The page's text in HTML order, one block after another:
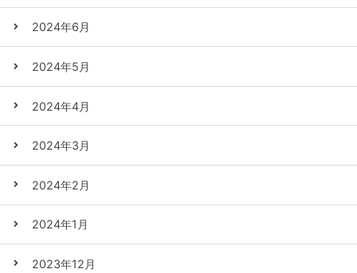
2024年6月
2024年5月
2024年4月
2024年3月
2024年2月
2024年1月
2023年12月